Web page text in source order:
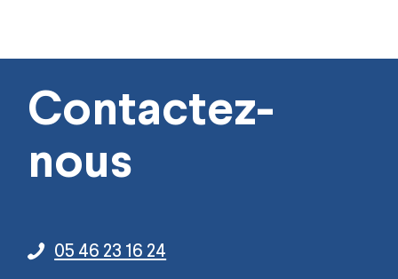
Contactez-
nous
05 46 23 16 24